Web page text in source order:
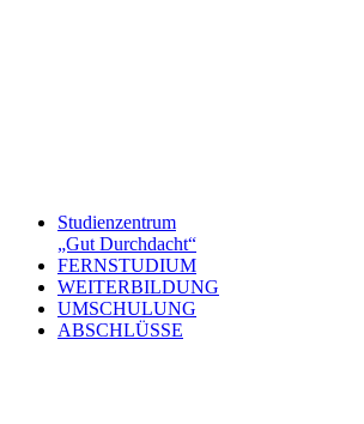
Studienzentrum
„Gut Durchdacht“
FERNSTUDIUM
WEITERBILDUNG
UMSCHULUNG
ABSCHLÜSSE